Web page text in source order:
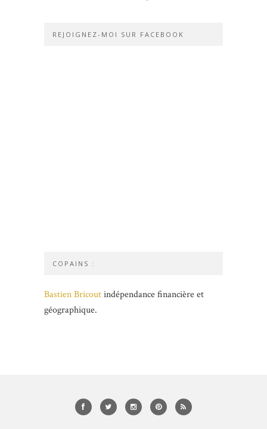
REJOIGNEZ-MOI SUR FACEBOOK
COPAINS :
Bastien Bricoutindépendance financière et
géographique.